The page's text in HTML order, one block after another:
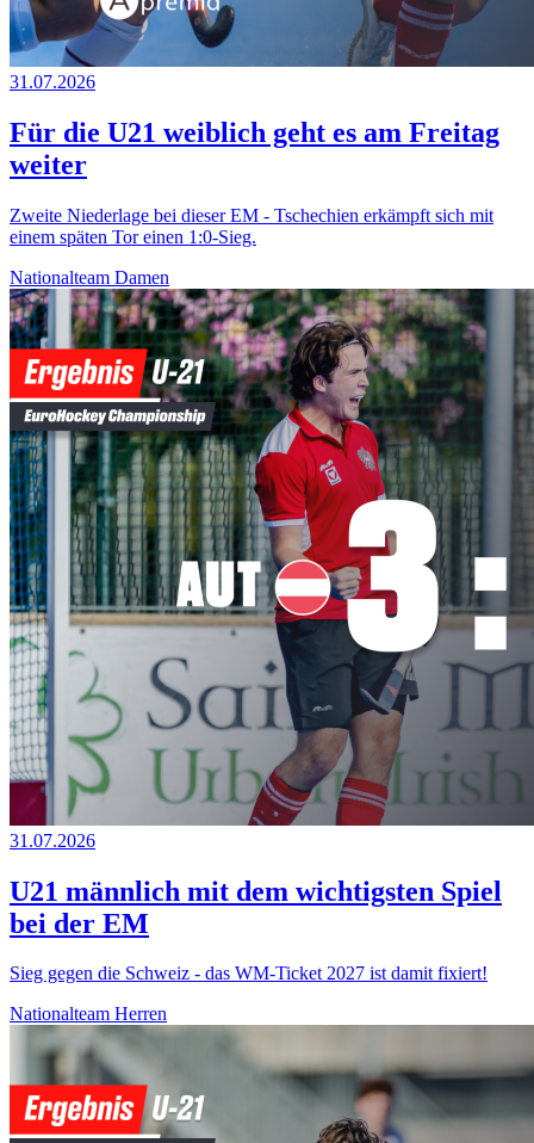
31.07.2026
Für die U21 weiblich geht es am Freitag
weiter
Zweite Niederlage bei dieser EM - Tschechien erkämpft sich mit
einem späten Tor einen 1:0-Sieg.
Nationalteam Damen
31.07.2026
U21 männlich mit dem wichtigsten Spiel
bei der EM
Sieg gegen die Schweiz - das WM-Ticket 2027 ist damit fixiert!
Nationalteam Herren